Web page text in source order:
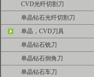
CVD光纤切割刀
单晶钻石光纤切割刀
单晶，CVD刀具
单晶钻石铣刀
单晶钻石倒角刀
单晶钻石车刀